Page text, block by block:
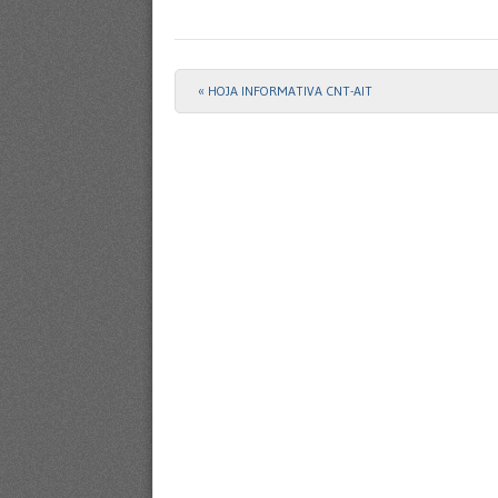
Post navigation
« HOJA INFORMATIVA CNT-AIT